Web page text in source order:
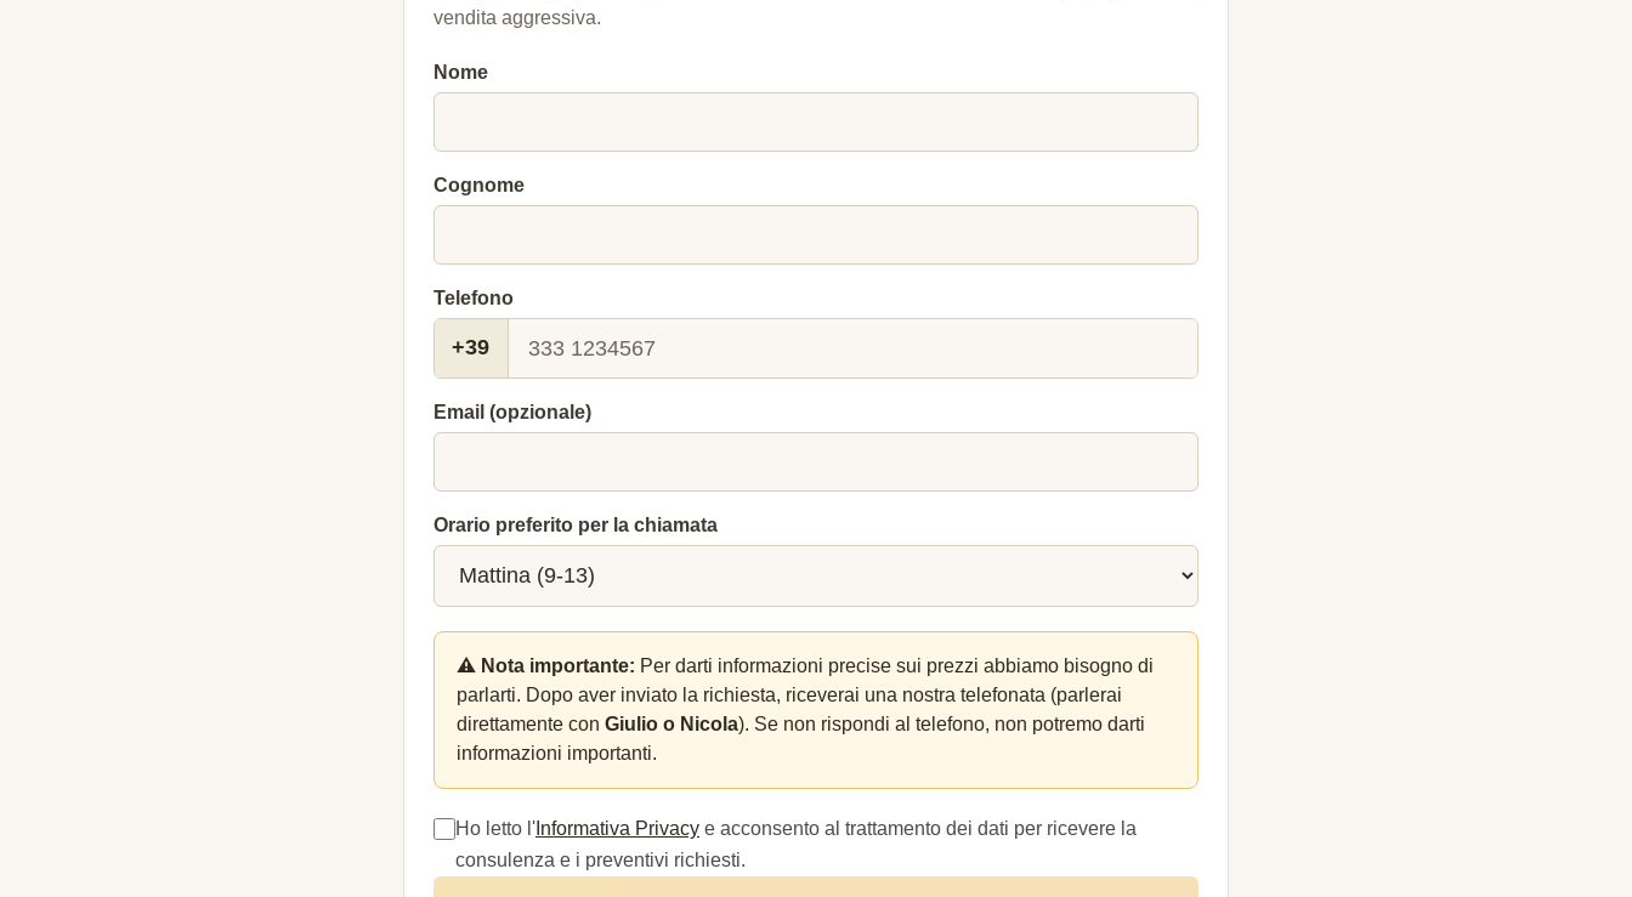
vendita aggressiva.
Nome
Cognome
Telefono
+39
Email (opzionale)
Orario preferito per la chiamata
⚠️ Nota importante: Per darti informazioni precise sui prezzi abbiamo bisogno di
parlarti. Dopo aver inviato la richiesta, riceverai una nostra telefonata (parlerai
direttamente con Giulio o Nicola). Se non rispondi al telefono, non potremo darti
informazioni importanti.
Ho letto l' Informativa Privacy e acconsento al trattamento dei dati per ricevere la
consulenza e i preventivi richiesti.